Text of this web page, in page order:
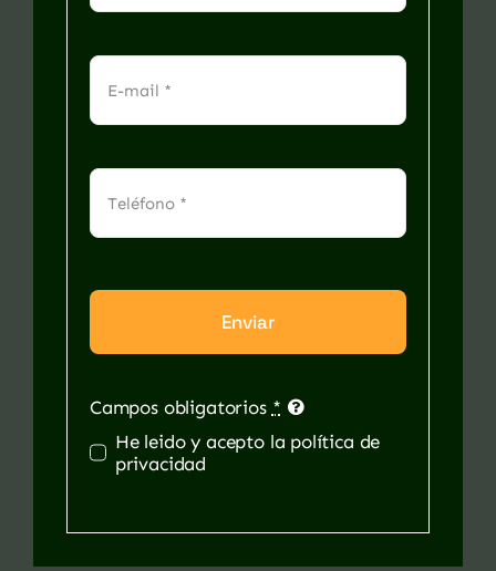
Enviar
Campos obligatorios *
He leido y acepto la política de
privacidad